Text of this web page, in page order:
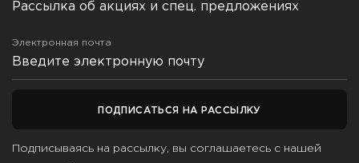
Рассылка об акциях и спец. предложениях
Электронная почта
ПОДПИСАТЬСЯ НА РАССЫЛКУ
Подписываясь на рассылку, вы соглашаетесь с нашей